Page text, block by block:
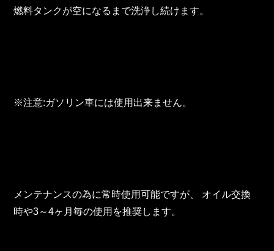
燃料タンクが空になるまで洗浄し続けます。
※注意:ガソリン車には使用出来ません。
メンテナンスの為に常時使用可能ですが、 オイル交換
時や3～4ヶ月毎の使用を推奨します。